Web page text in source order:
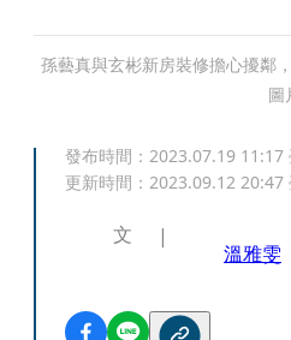
孫藝真與玄彬新房裝修擔心擾鄰
圖
發布時間： 2023.07.19 11:17
更新時間： 2023.09.12 20:47
文
溫雅雯